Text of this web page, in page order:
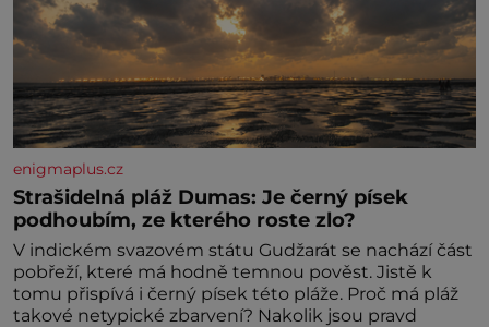
enigmaplus.cz
Strašidelná pláž Dumas: Je černý písek
podhoubím, ze kterého roste zlo?
V indickém svazovém státu Gudžarát se nachází část
pobřeží, které má hodně temnou pověst. Jistě k
tomu přispívá i černý písek této pláže. Proč má pláž
takové netypické zbarvení? Nakolik jsou pravd